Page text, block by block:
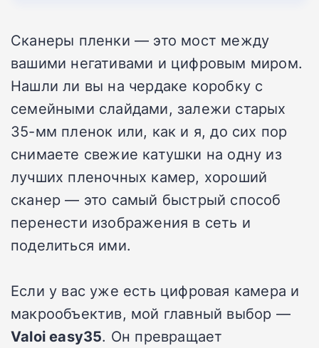
Сканеры пленки — это мост между
вашими негативами и цифровым миром.
Нашли ли вы на чердаке коробку с
семейными слайдами, залежи старых
35-мм пленок или, как и я, до сих пор
снимаете свежие катушки на одну из
лучших пленочных камер, хороший
сканер — это самый быстрый способ
перенести изображения в сеть и
поделиться ими.
Если у вас уже есть цифровая камера и
макрообъектив, мой главный выбор —
Valoi easy35. Он превращает